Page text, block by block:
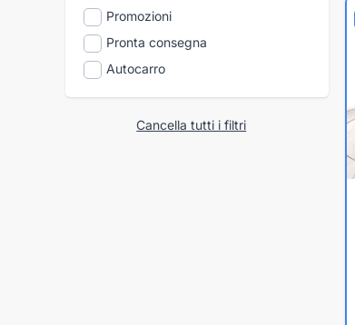
Promozioni
Pronta consegna
Autocarro
Cancella tutti i filtri